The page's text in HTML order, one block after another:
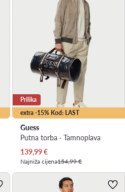
extra -15% Kod: LAST
Prilika
Guess
Putna torba · Tamnoplava
Trenutna cijena
139,99€
Najniža cijena154,99 €